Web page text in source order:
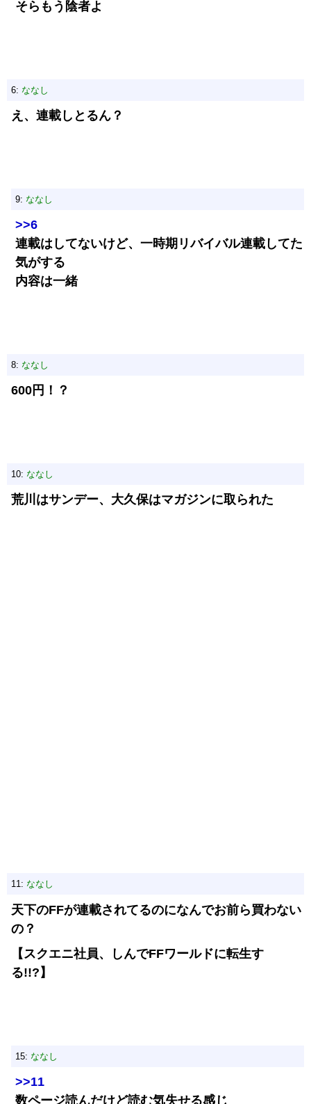
そらもう陰者よ
6: ななし
え、連載しとるん？
9: ななし
>>6
連載はしてないけど、一時期リバイバル連載してた
気がする
内容は一緒
8: ななし
600円！？
10: ななし
荒川はサンデー、大久保はマガジンに取られた
11: ななし
天下のFFが連載されてるのになんでお前ら買わない
の？
【スクエニ社員、しんでFFワールドに転生す
る!!?】
15: ななし
>>11
数ページ読んだけど読む気失せる感じ